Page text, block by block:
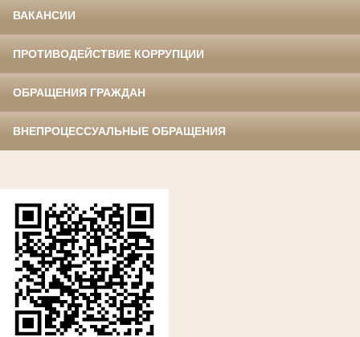
ВАКАНСИИ
ПРОТИВОДЕЙСТВИЕ КОРРУПЦИИ
ОБРАЩЕНИЯ ГРАЖДАН
ВНЕПРОЦЕССУАЛЬНЫЕ ОБРАЩЕНИЯ